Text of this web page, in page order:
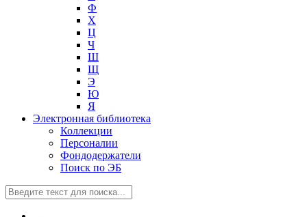
Ф
Х
Ц
Ч
Ш
Щ
Э
Ю
Я
Электронная библиотека
Коллекции
Персоналии
Фондодержатели
Поиск по ЭБ